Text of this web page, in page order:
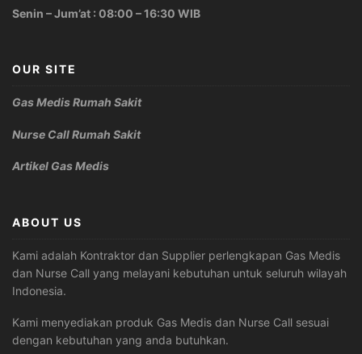
Senin – Jum’at : 08:00 – 16:30 WIB
OUR SITE
Gas Medis Rumah Sakit
Nurse Call Rumah Sakit
Artikel Gas Medis
ABOUT US
Kami adalah Kontraktor dan Supplier perlengkapan Gas Medis
dan Nurse Call yang melayani kebutuhan untuk seluruh wilayah
Indonesia.
Kami menyediakan produk Gas Medis dan Nurse Call sesuai
dengan kebutuhan yang anda butuhkan.